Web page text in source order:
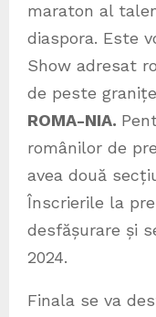
maraton al
diaspora. Este
Show adresat
de peste
ROMA-NIA.
românilor de
avea două
Înscrierile la
desfășurare și
2024.
Finala se va